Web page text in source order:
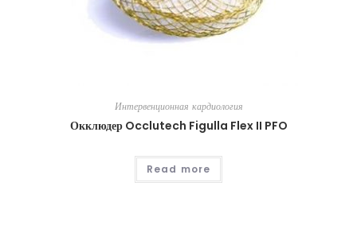
Интервенционная кардиология
Окклюдер Occlutech Figulla Flex II PFO
Read more